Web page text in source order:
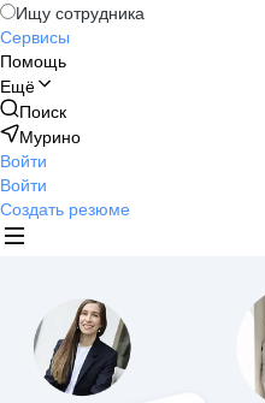
Ищу сотрудника
Сервисы
Помощь
Ещё
Поиск
Мурино
Войти
Войти
Создать резюме